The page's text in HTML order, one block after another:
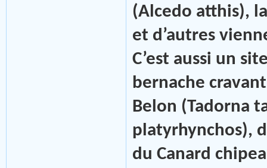
(Alcedo atthis),
et d’autres
C’est aussi un
bernache
Belon (Tadorna
platyrhynchos),
du Canard